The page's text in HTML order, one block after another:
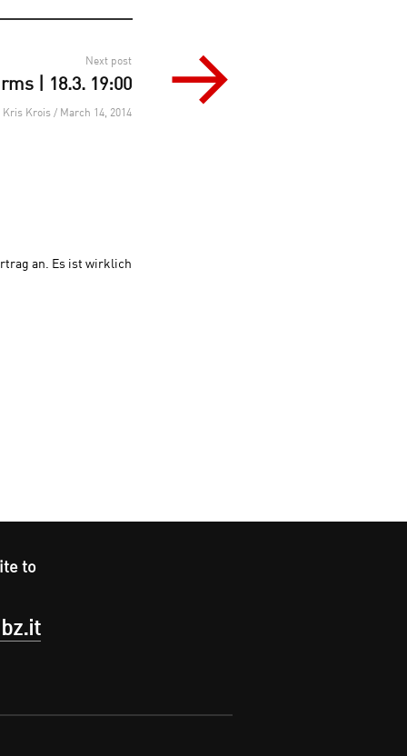
Next post
| 18.3. 19:00
Kris Krois / March 14, 2014
an. Es ist wirklich
to